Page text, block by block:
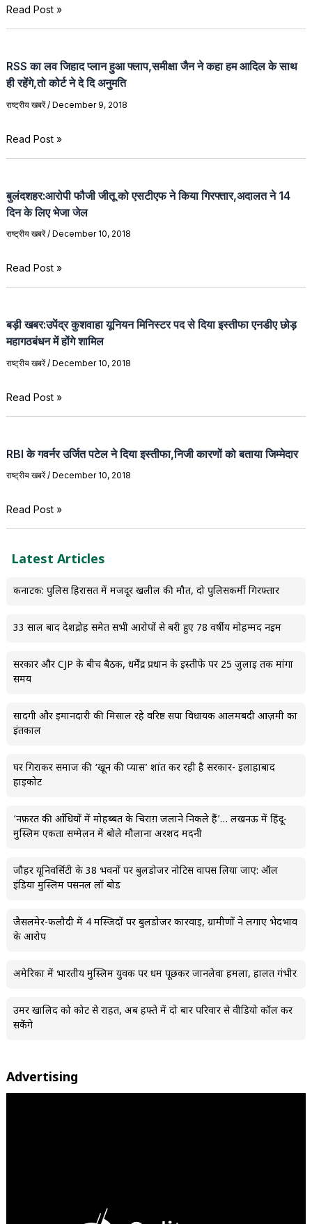
Read Post »
RSS का लव जिहाद प्लान हुआ फ्लाप,समीक्षा जैन ने कहा हम आदिल के साथ
ही रहेंगे,तो कोर्ट ने दे दि अनुमति
राष्ट्रीय खबरें/ December 9, 2018
Read Post »
बुलंदशहर:आरोपी फौजी जीतू को एसटीएफ ने किया गिरफ्तार,अदालत ने 14
दिन के लिए भेजा जेल
राष्ट्रीय खबरें/ December 10, 2018
Read Post »
बड़ी खबर:उपेंद्र कुशवाहा यूनियन मिनिस्टर पद से दिया इस्तीफा एनडीए छोड़
महागठबंधन में होंगे शामिल
राष्ट्रीय खबरें/ December 10, 2018
Read Post »
RBI‌ के गवर्नर उर्जित पटेल ने दिया इस्तीफा,निजी कारणों को बताया जिम्मेदार
राष्ट्रीय खबरें/ December 10, 2018
Read Post »
Latest Articles
कर्नाटक: पुलिस हिरासत में मजदूर खलील की मौत, दो पुलिसकर्मी गिरफ्तार
33 साल बाद देशद्रोह समेत सभी आरोपों से बरी हुए 78 वर्षीय मोहम्मद नईम
सरकार और CJP के बीच बैठक, धर्मेंद्र प्रधान के इस्तीफे पर 25 जुलाई तक मांगा
समय
सादगी और ईमानदारी की मिसाल रहे वरिष्ठ सपा विधायक आलमबदी आज़मी का
इंतकाल
घर गिराकर समाज की ‘खून की प्यास’ शांत कर रही है सरकार- इलाहाबाद
हाईकोर्ट
‘नफ़रत की आँधियों में मोहब्बत के चिराग़ जलाने निकले हैं’… लखनऊ में हिंदू-
मुस्लिम एकता सम्मेलन में बोले मौलाना अरशद मदनी
जौहर यूनिवर्सिटी के 38 भवनों पर बुलडोजर नोटिस वापस लिया जाए: ऑल
इंडिया मुस्लिम पर्सनल लॉ बोर्ड
जैसलमेर-फलौदी में 4 मस्जिदों पर बुलडोजर कार्रवाई, ग्रामीणों ने लगाए भेदभाव
के आरोप
अमेरिका में भारतीय मुस्लिम युवक पर धर्म पूछकर जानलेवा हमला, हालत गंभीर
उमर खालिद को कोर्ट से राहत, अब हफ्ते में दो बार परिवार से वीडियो कॉल कर
सकेंगे
Advertising